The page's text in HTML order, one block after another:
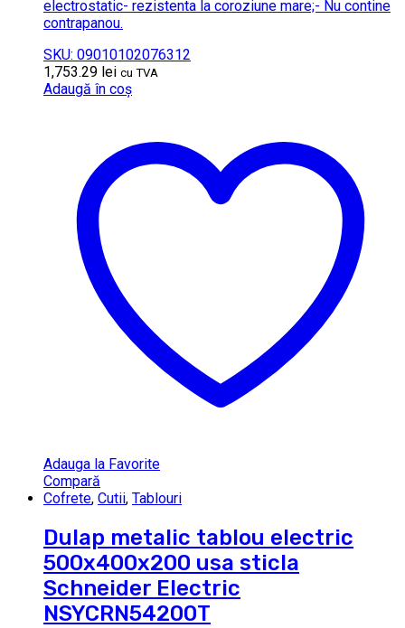
electrostatic- rezistenta la coroziune mare;- Nu contine
contrapanou.
SKU: 09010102076312
1,753.29 lei cu TVA
Adaugă în coș
Adauga la Favorite
Compară
Cofrete, Cutii, Tablouri
Dulap metalic tablou electric
500x400x200 usa sticla
Schneider Electric
NSYCRN54200T